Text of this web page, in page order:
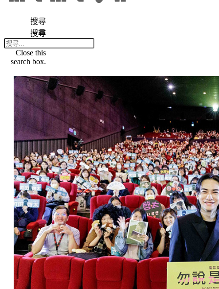
搜尋
搜尋
Close this
search box.